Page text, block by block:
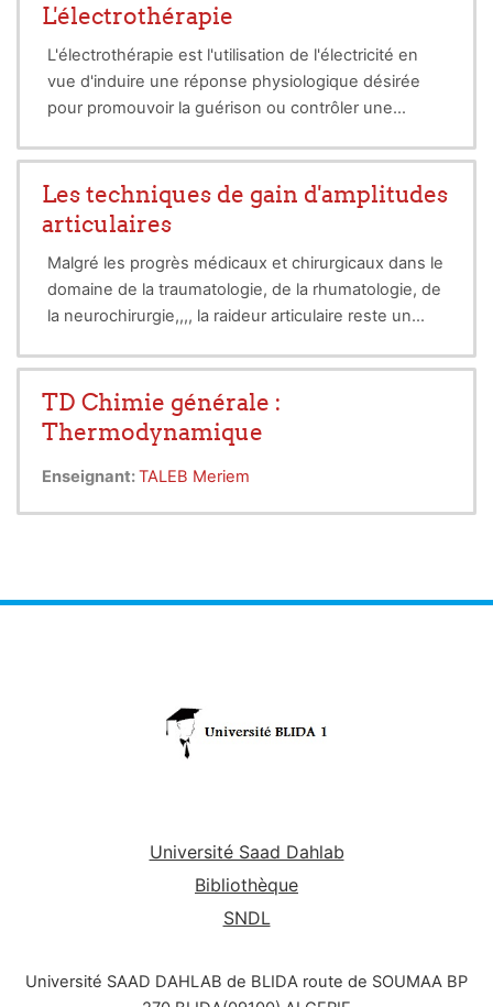
L'électrothérapie
L'électrothérapie est l'utilisation de l'électricité en
vue d'induire une réponse physiologique désirée
pour promouvoir la guérison ou contrôler une
d'affections.
une multitude de phénomènes : physiques,
biologiques, et chimiques qui ont de nombreuses
applications dans notre vie quotidienne mais aussi
des phénomènes électriques dans les systèmes
biologiques notamment celles du système
neuromusculaire mais également celles du système
Les techniques de gain d'amplitudes
articulaires
Malgré les progrès médicaux et chirurgicaux dans le
domaine de la traumatologie, de la rhumatologie, de
la neurochirurgie,,,, la raideur articulaire reste un
physique et de réadaptation. En effet, l’objet de la
médecine physique et de réadaptation est de
redonner un fonctionnement le plus proche
possible de la physiologie au patient, de manière à
retrouver une autonomie. Et cela passe souvent par
TD Chimie générale :
Thermodynamique
Enseignant:TALEB Meriem
Université Saad Dahlab
Bibliothèque
SNDL
Université SAAD DAHLAB de BLIDA route de SOUMAA BP